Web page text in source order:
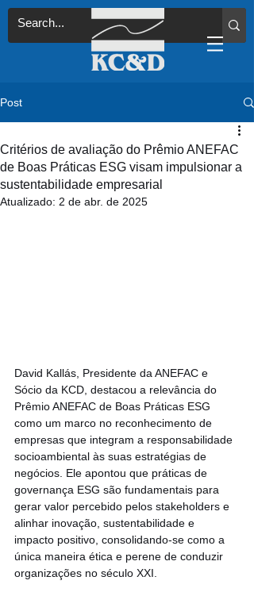
Post
Critérios de avaliação do Prêmio ANEFAC
de Boas Práticas ESG visam impulsionar a
sustentabilidade empresarial
Atualizado: 2 de abr. de 2025
David Kallás, Presidente da ANEFAC e
Sócio da KCD, destacou a relevância do
Prêmio ANEFAC de Boas Práticas ESG
como um marco no reconhecimento de
empresas que integram a responsabilidade
socioambiental às suas estratégias de
negócios. Ele apontou que práticas de
governança ESG são fundamentais para
gerar valor percebido pelos stakeholders e
alinhar inovação, sustentabilidade e
impacto positivo, consolidando-se como a
única maneira ética e perene de conduzir
organizações no século XXI.